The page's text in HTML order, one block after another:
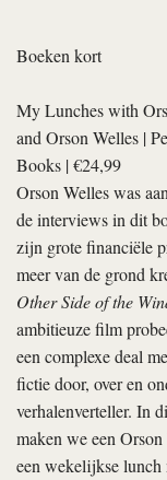
Boeken kort
My Lunches with
and Orson Welles |
Books | €24,99
Orson Welles was
de interviews in dit
zijn grote financiële
meer van de grond
Other Side of the
ambitieuze film
een complexe deal
fictie door, over en
verhalenverteller. In
maken we een
een wekelijkse